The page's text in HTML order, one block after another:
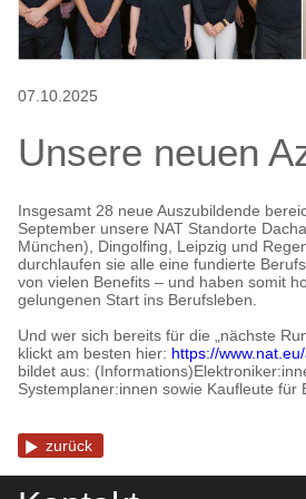
07.10.2025
Unsere neuen
Insgesamt 28 neue Auszubildende
September unsere NAT Standorte
München), Dingolfing, Leipzig und
durchlaufen sie alle eine fundierte
von vielen Benefits – und haben somit
gelungenen Start ins Berufsleben.
Und wer sich bereits für die „nächste
klickt am besten hier: https://
bildet aus:
Systemplaner:innen sowie Kaufleute für
zurück